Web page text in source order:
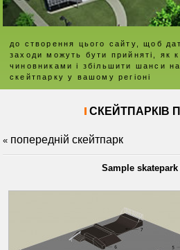
до створення цього сайту, щоб
заходи можуть бути прийняті, як
чиновниками і збільшити шанси
скейтпарку у вашому регіоні
СКЕЙТПАРКІВ
« попередній скейтпарк
Sample skatepark